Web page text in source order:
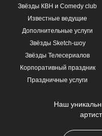
Звёзды КВН и Comedy club
Известные ведущие
Дополнительные услуги
Звёзды Sketch-шоу
Звёзды Телесериалов
Корпоративный праздник
Праздничные услуги
Наш